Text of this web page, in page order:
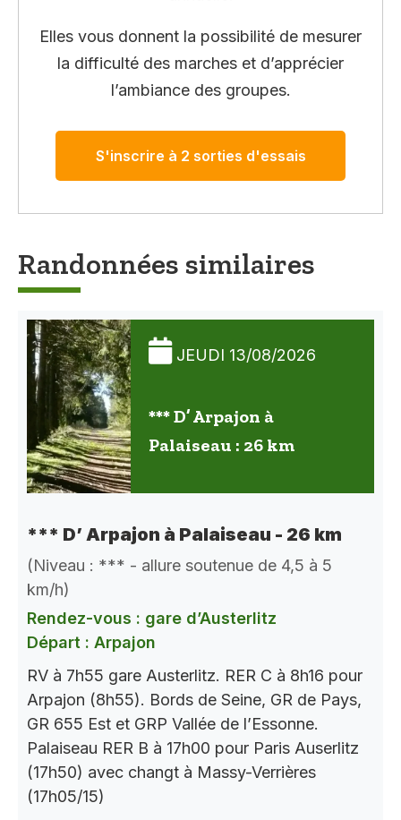
Elles vous donnent la possibilité de mesurer
la difficulté des marches et d’apprécier
l’ambiance des groupes.
S'inscrire à 2 sorties d'essais
Randonnées similaires
JEUDI 13/08/2026
*** D’ Arpajon à
Palaiseau : 26 km
*** D’ Arpajon à Palaiseau - 26 km
(Niveau : *** - allure soutenue de 4,5 à 5
km/h)
Rendez-vous : gare d’Austerlitz
Départ : Arpajon
RV à 7h55 gare Austerlitz. RER C à 8h16 pour
Arpajon (8h55). Bords de Seine, GR de Pays,
GR 655 Est et GRP Vallée de l’Essonne.
Palaiseau RER B à 17h00 pour Paris Auserlitz
(17h50) avec changt à Massy-Verrières
(17h05/15)